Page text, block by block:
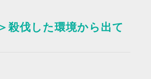
殺伐した環境から出て